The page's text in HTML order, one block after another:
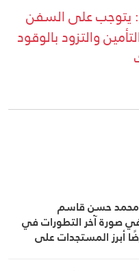
يتوجب على السفن
والتزود بالوقود
محمد حسن قاسم
صورة آخر التطورات في
أبرز المستجدات على